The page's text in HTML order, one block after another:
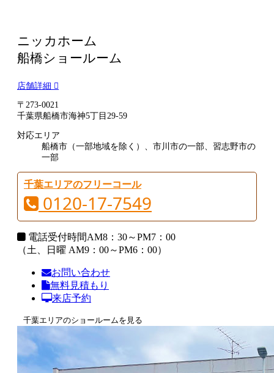
ニッカホーム
船橋ショールーム
店舗詳細
〒273-0021
千葉県船橋市海神5丁目29-59
対応エリア
船橋市（一部地域を除く）、市川市の一部、習志野市の
一部
千葉エリアのフリーコール
0120-17-7549
電話受付時間AM8：30～PM7：00
（土、日曜 AM9：00～PM6：00）
お問い合わせ
無料見積もり
来店予約
千葉エリアのショールームを見る